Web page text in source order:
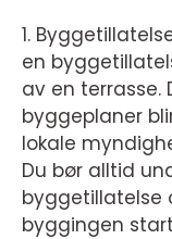
1.
en
av en terrasse.
byggeplaner
lokale
Du bør alltid
byggetillatelse
byggingen